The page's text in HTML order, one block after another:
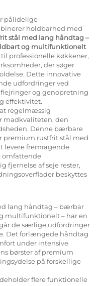
pålidelige
holdbarhed med
stål med lang håndtag –
og multifunktionelt
professionelle køkkener,
der søger
Dette innovative
udfordringer ved
og genopretning
effektivitet.
regelmæssig
madkvaliteten, den
Denne bærbare
premium rustfrit stål med
levere fremragende
omfattende
fjernelse af seje rester,
beskyttes
lang håndtag – bærbar
multifunktionelt – har en
de særlige udfordringer
Det forlængede håndtag
under intensive
børster af premium
på forskellige
flere funktionelle